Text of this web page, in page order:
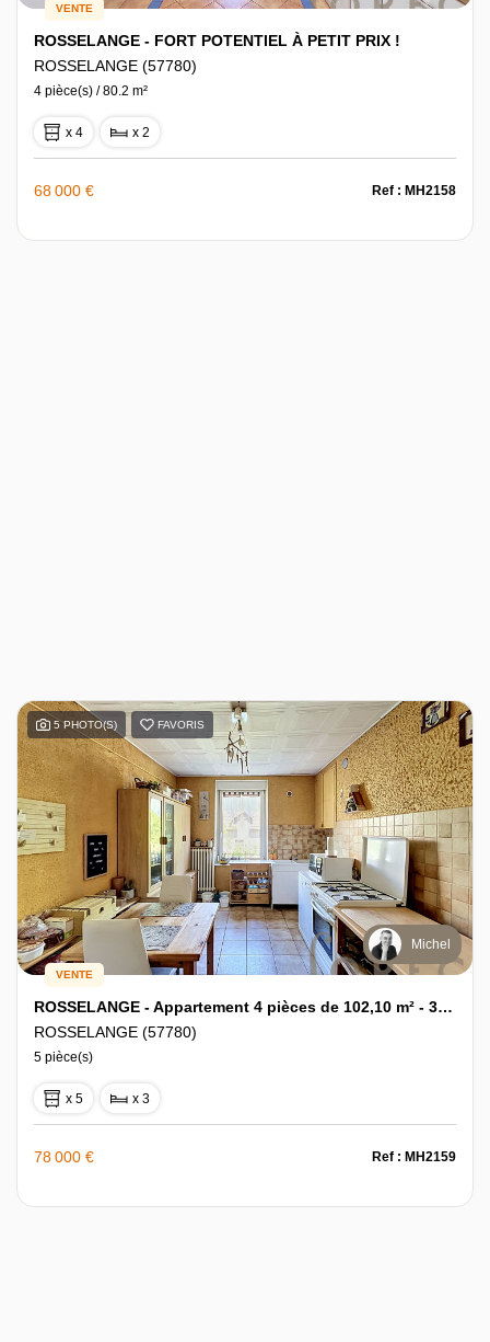
VENTE
ROSSELANGE - FORT POTENTIEL À PETIT PRIX !
ROSSELANGE (57780)
4 pièce(s) / 80.2 m²
x 4 x 2
68 000 € Ref : MH2158
5 PHOTO(S) FAVORIS
Michel
VENTE
ROSSELANGE - Appartement 4 pièces de 102,10 m² - 3 chambres - Balcon
ROSSELANGE (57780)
5 pièce(s)
x 5 x 3
78 000 € Ref : MH2159